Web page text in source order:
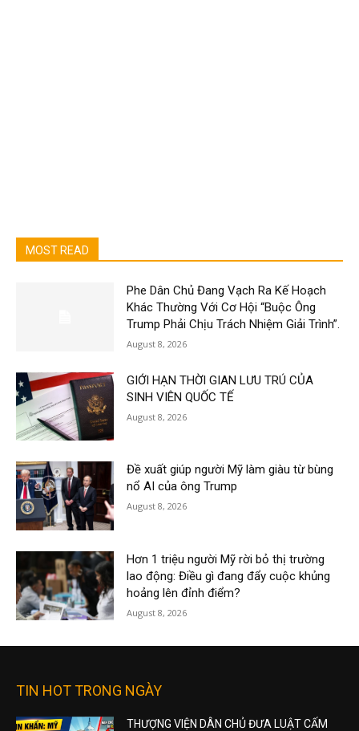
MOST READ
Phe Dân Chủ Đang Vạch Ra Kế Hoạch
Khác Thường Với Cơ Hội “Buộc Ông
Trump Phải Chịu Trách Nhiệm Giải Trình”.
August 8, 2026
GIỚI HẠN THỜI GIAN LƯU TRÚ CỦA
SINH VIÊN QUỐC TẾ
August 8, 2026
Đề xuất giúp người Mỹ làm giàu từ bùng
nổ AI của ông Trump
August 8, 2026
Hơn 1 triệu người Mỹ rời bỏ thị trường
lao động: Điều gì đang đẩy cuộc khủng
hoảng lên đỉnh điểm?
August 8, 2026
TIN HOT TRONG NGÀY
THƯỢNG VIỆN DÂN CHỦ ĐƯA LUẬT CẤM